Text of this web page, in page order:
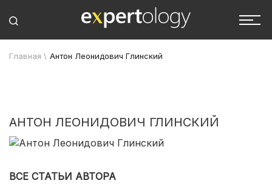
Главная \ Антон Леонидович Глинский
АНТОН ЛЕОНИДОВИЧ ГЛИНСКИЙ
ВСЕ СТАТЬИ АВТОРА